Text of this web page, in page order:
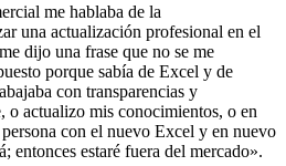
me hablaba de la
una actualización profesional en el
dijo una frase que no se me
porque sabía de Excel y de
con transparencias y
o actualizo mis conocimientos, o en
con el nuevo Excel y en nuevo
entonces estaré fuera del mercado».